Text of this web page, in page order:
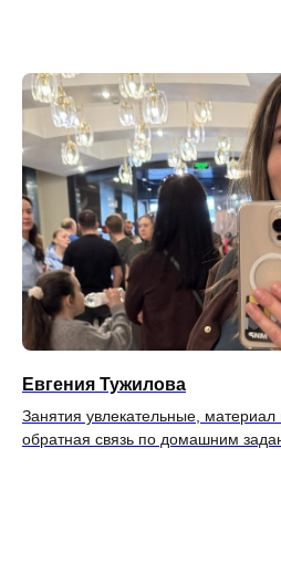
Евгения Тужилова
Занятия увлекательные, материал
обратная связь по домашним